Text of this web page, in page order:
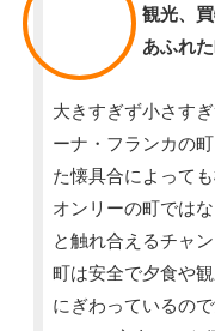
観光、
あふれ
大きすぎず小さす
ーナ・フランカの
た懐具合によって
オンリーの町では
と触れ合えるチャ
町は安全で夕食や
にぎわっているの